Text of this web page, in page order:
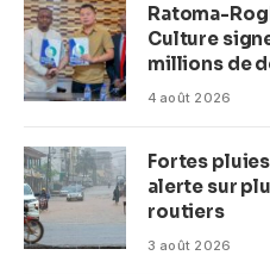
Ratoma-
Culture
millions de
plage en
4 août 2026
Fortes pluies
alerte sur
routiers
3 août 2026